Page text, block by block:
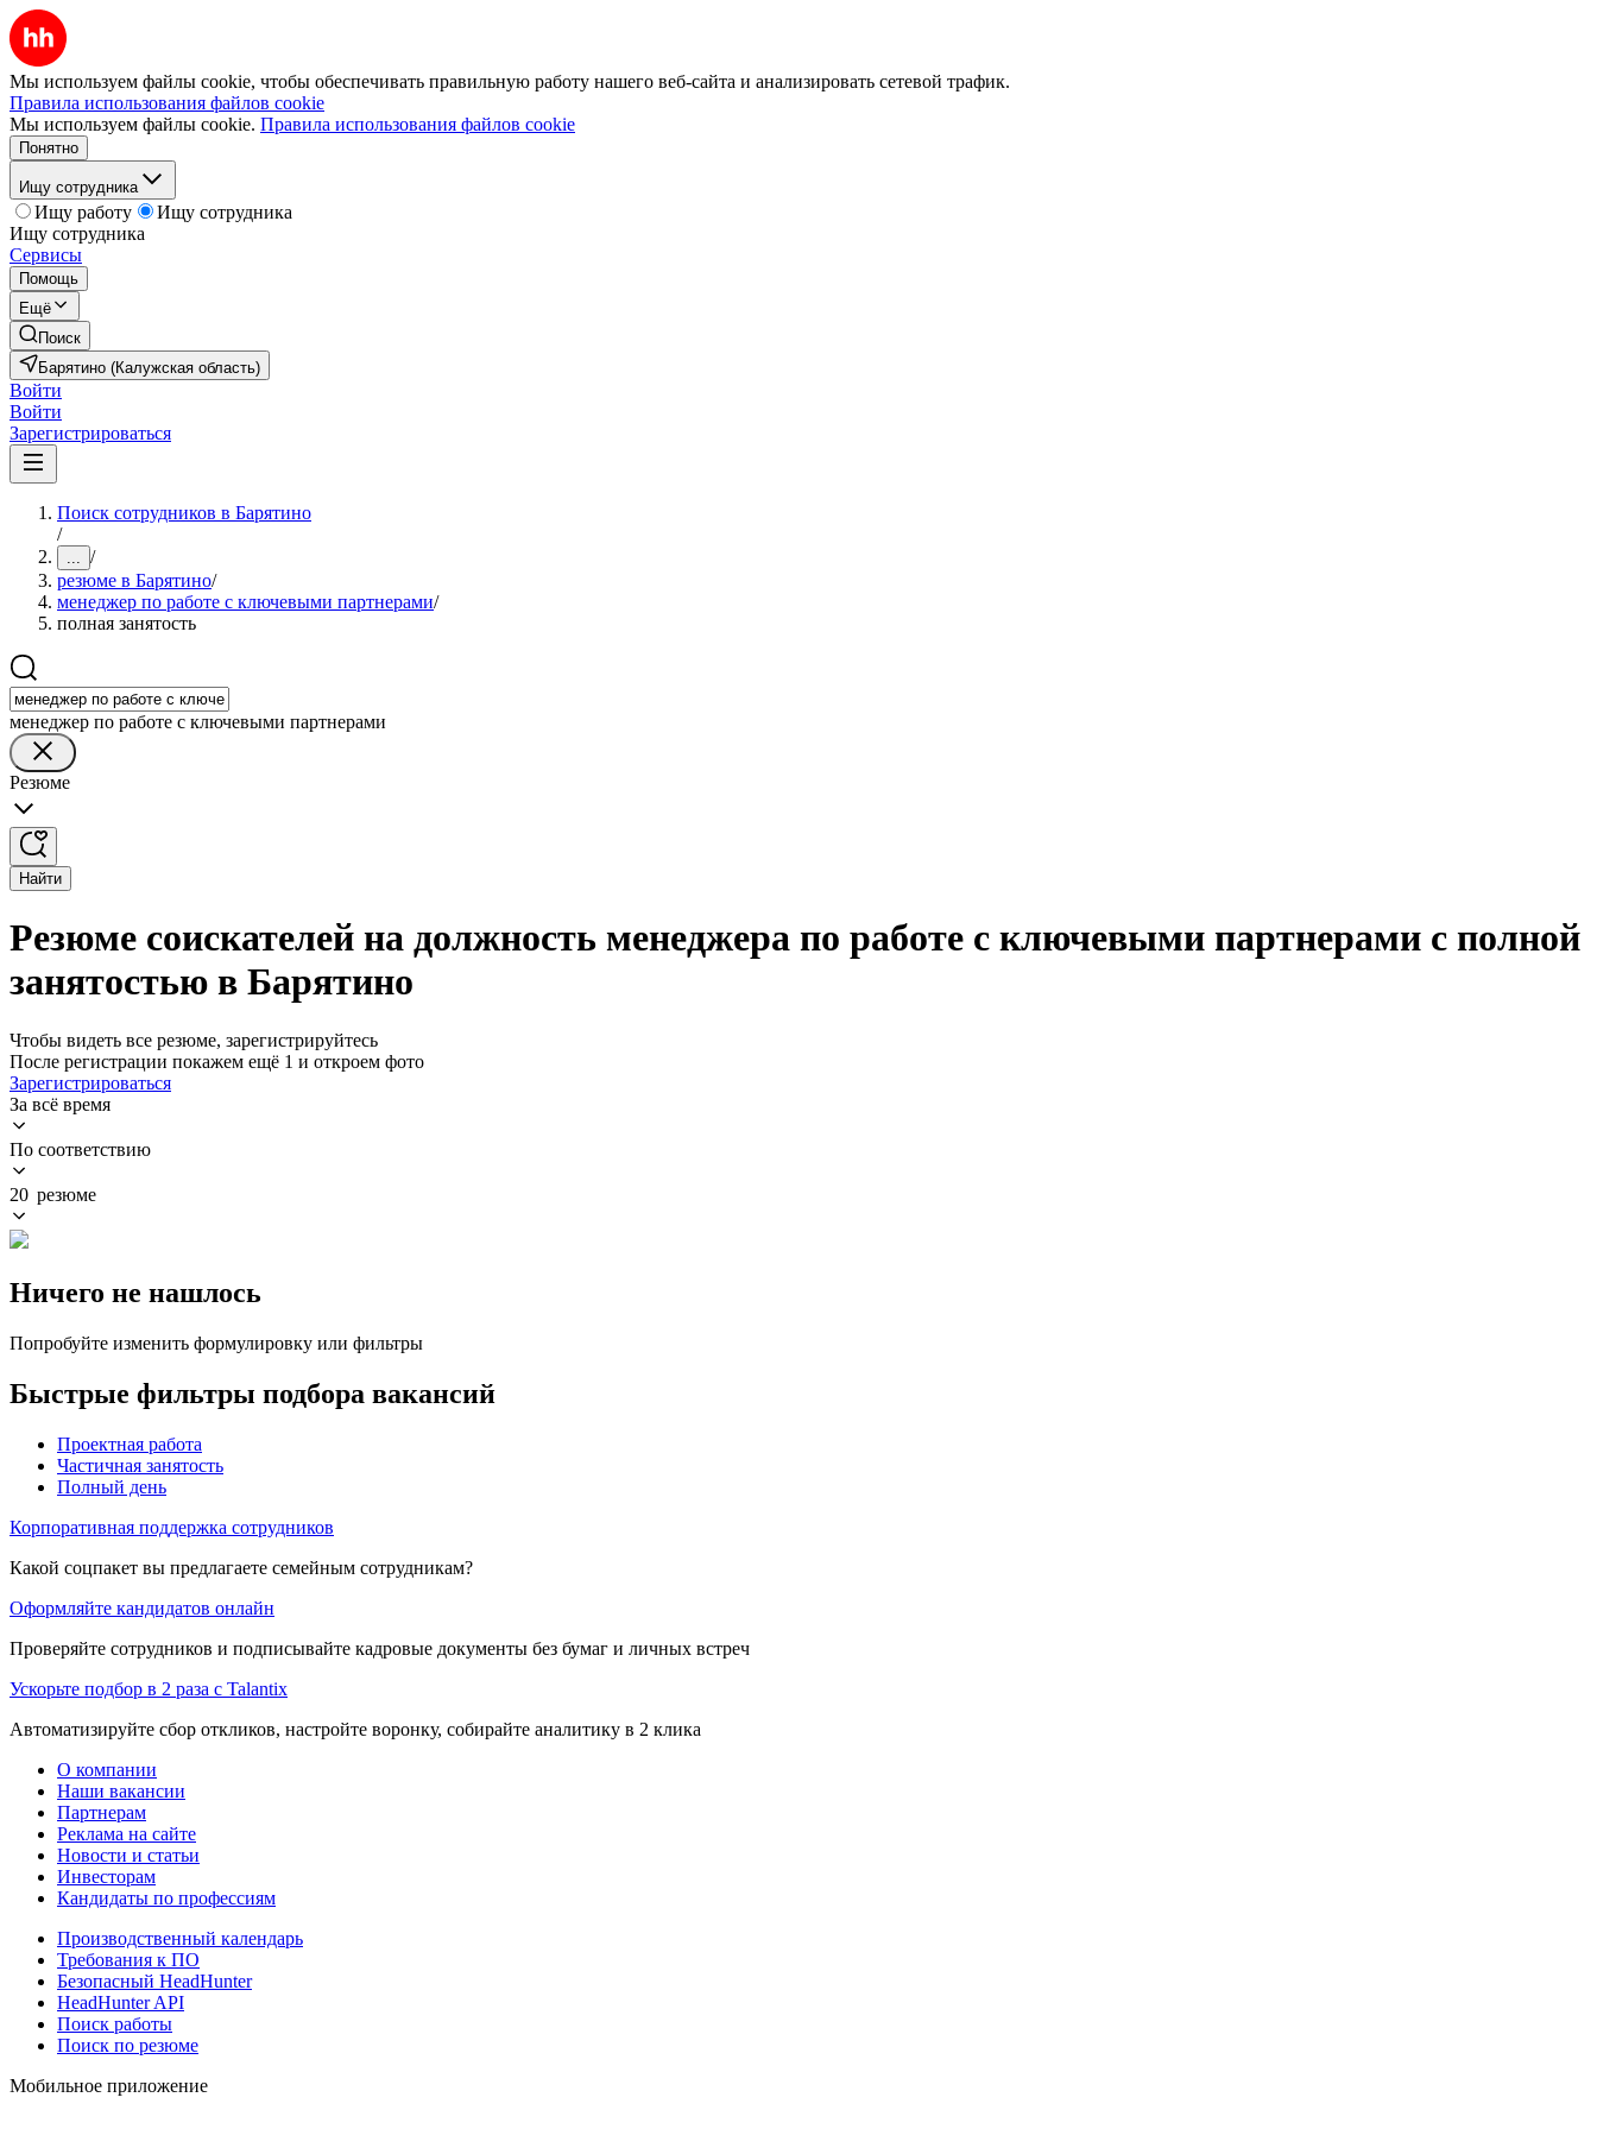
Мы используем файлы cookie, чтобы обеспечивать правильную работу нашего веб-сайта и анализировать сетевой трафик.
Правила использования файлов cookie
Мы используем файлы cookie. Правила использования файлов cookie
Понятно
Ищу сотрудника
Ищу работу
Ищу сотрудника
Ищу сотрудника
Сервисы
Помощь
Ещё
Поиск
Барятино (Калужская область)
Войти
Войти
Зарегистрироваться
Поиск сотрудников в Барятино
/
... /
резюме в Барятино/
менеджер по работе с ключевыми партнерами/
полная занятость
менеджер по работе с ключевыми партнерами
Резюме
Найти
Резюме соискателей на должность менеджера по работе с ключевыми партнерами с полной
занятостью в Барятино
Чтобы видеть все резюме, зарегистрируйтесь
После регистрации покажем ещё 1 и откроем фото
Зарегистрироваться
За всё время
По соответствию
20 резюме
Ничего не нашлось
Попробуйте изменить формулировку или фильтры
Быстрые фильтры подбора вакансий
Проектная работа
Частичная занятость
Полный день
Корпоративная поддержка сотрудников
Какой соцпакет вы предлагаете семейным сотрудникам?
Оформляйте кандидатов онлайн
Проверяйте сотрудников и подписывайте кадровые документы без бумаг и личных встреч
Ускорьте подбор в 2 раза с Talantix
Автоматизируйте сбор откликов, настройте воронку, собирайте аналитику в 2 клика
О компании
Наши вакансии
Партнерам
Реклама на сайте
Новости и статьи
Инвесторам
Кандидаты по профессиям
Производственный календарь
Требования к ПО
Безопасный HeadHunter
HeadHunter API
Поиск работы
Поиск по резюме
Мобильное приложение